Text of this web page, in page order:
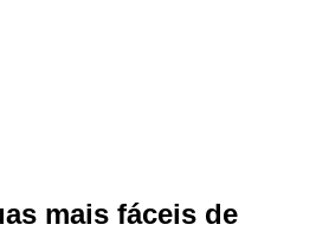
mais fáceis de